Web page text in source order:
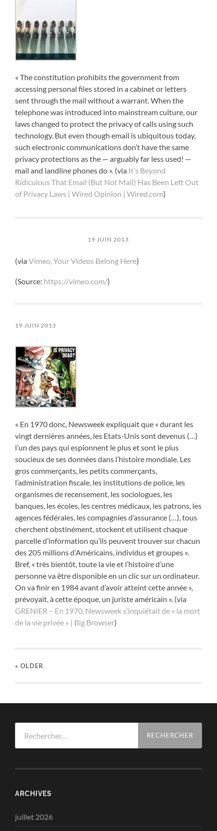
« The constitution prohibits the government from
accessing personal files stored in a cabinet or letters
sent through the mail without a warrant. When the
telephone was introduced into mainstream culture, our
laws changed to protect the privacy of calls using such
technology. But even though email is ubiquitous today,
such electronic communications don’t have the same
privacy protections as the — arguably far less used! —
mail and landline phones do ». (via It’s Beyond
Ridiculous That Email (But Not Mail) Has Been Left Out
of Privacy Laws | Wired Opinion | Wired.com)
19 JUIN 2013
(viaVimeo, Your Videos Belong Here)
(Source: https://vimeo.com/)
19 JUIN 2013
« En 1970 donc, Newsweek expliquait que « durant les
vingt dernières années, les Etats-Unis sont devenus (…)
l’un des pays qui espionnent le plus et sont le plus
soucieux de ses données dans l’histoire mondiale. Les
gros commerçants, les petits commerçants,
l’administration fiscale, les institutions de police, les
organismes de recensement, les sociologues, les
banques, les écoles, les centres médicaux, les patrons, les
agences fédérales, les compagnies d’assurance (…), tous
cherchent obstinément, stockent et utilisent chaque
parcelle d’information qu’ils peuvent trouver sur chacun
des 205 millions d’Américains, individus et groupes ».
Bref, « très bientôt, toute la vie et l’histoire d’une
personne va être disponible en un clic sur un ordinateur.
On va finir en 1984 avant d’avoir atteint cette année »,
prévoyait, à cette époque, un juriste américain ». (via
GRENIER – En 1970, Newsweek s’inquiétait de « la mort
de la vie privée » | Big Browser)
« OLDER
ARCHIVES
juillet 2026